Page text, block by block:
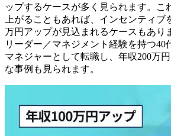
ップするケースが多く見られます。こ
上がることもあれば、インセンティブ
万円アップが見込まれるケースもあり
リーダー／マネジメント経験を持つ40
マネジャーとして転職し、年収200万
な事例も見られます。